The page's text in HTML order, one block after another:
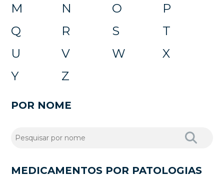
M
N O
P
Q
R S
T
U
V W
X
Y
Z
POR NOME
MEDICAMENTOS POR PATOLOGIAS